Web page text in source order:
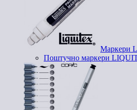
Маркери
Поштучно маркери